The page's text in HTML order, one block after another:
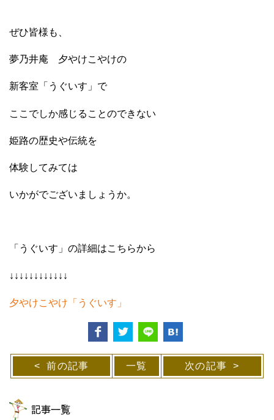
ぜひ皆様も、
夢乃井庵 夕やけこやけの
新客室「うぐいす」で
ここでしか感じることのできない
姫路の歴史や伝統を
体験してみては
いかがでございましょうか。
「うぐいす」の詳細はこちらから
↓↓↓↓↓↓↓↓↓↓↓↓
夕やけこやけ「うぐいす」
前の記事 一覧 次の記事
記事一覧